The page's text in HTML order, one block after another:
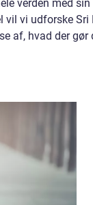
verden med sin
vil vi udforske Sri
af, hvad der gør